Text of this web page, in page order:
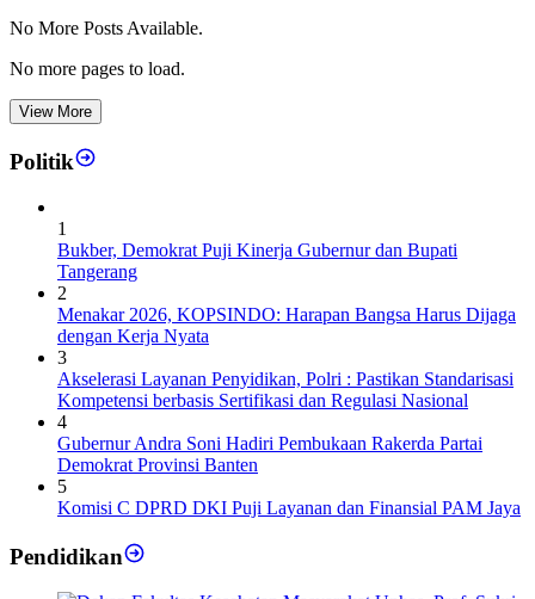
No More Posts Available.
No more pages to load.
View More
Politik
1
Bukber, Demokrat Puji Kinerja Gubernur dan Bupati
Tangerang
2
Menakar 2026, KOPSINDO: Harapan Bangsa Harus Dijaga
dengan Kerja Nyata
3
Akselerasi Layanan Penyidikan, Polri : Pastikan Standarisasi
Kompetensi berbasis Sertifikasi dan Regulasi Nasional
4
Gubernur Andra Soni Hadiri Pembukaan Rakerda Partai
Demokrat Provinsi Banten
5
Komisi C DPRD DKI Puji Layanan dan Finansial PAM Jaya
Pendidikan